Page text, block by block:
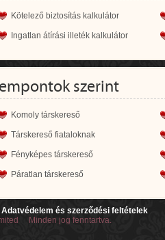
Kötelező biztosítás kalkulátor
Ingatlan átírási illeték kalkulátor
szerint
Komoly társkereső
Társkereső fiataloknak
Fényképes társkereső
Páratlan társkereső
Adatvédelem és szerződési feltételek
Minden jog fenntartva.